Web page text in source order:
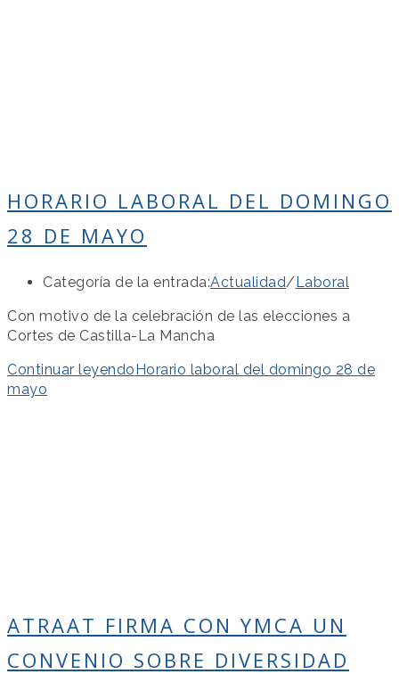
HORARIO LABORAL DEL DOMINGO
28 DE MAYO
Categoría de la entrada:Actualidad/Laboral
Con motivo de la celebración de las elecciones a
Cortes de Castilla-La Mancha
Continuar leyendoHorario laboral del domingo 28 de
mayo
ATRAAT FIRMA CON YMCA UN
CONVENIO SOBRE DIVERSIDAD